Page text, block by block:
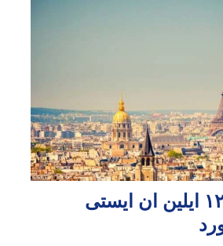
فرانسادا ۱۲۶ ایلین ان ایستی